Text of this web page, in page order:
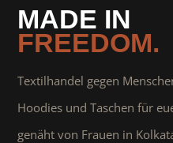
MADE IN
FREEDOM.
Textilhandel gegen
Hoodies und Taschen für
genäht von Frauen in